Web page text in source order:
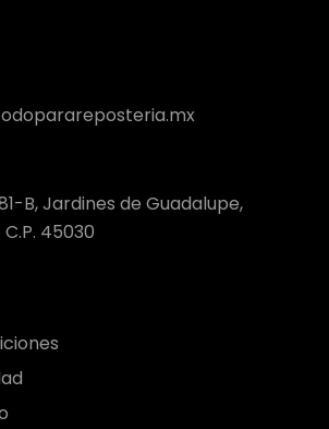
B, Jardines de Guadalupe,
45030